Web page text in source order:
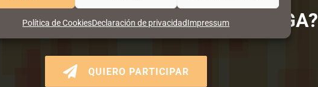
Política de CookiesDeclaración de privacidadImpressum
FORMAS PARTE DE CM MÁLAGA?
QUIERO PARTICIPAR